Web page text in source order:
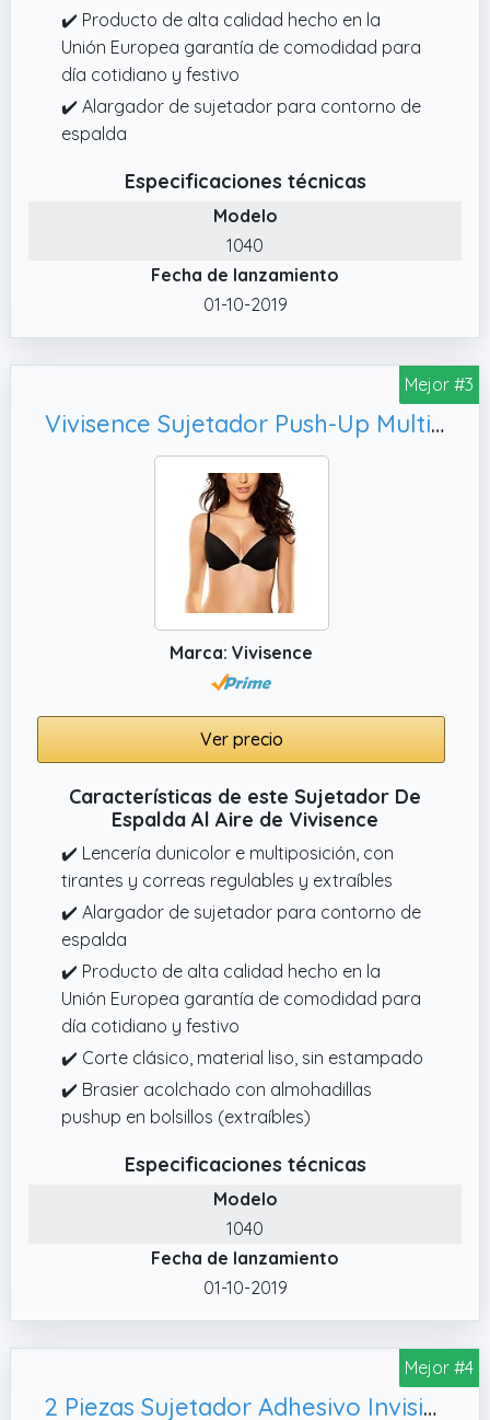
✔️ Producto de alta calidad hecho en la
Unión Europea garantía de comodidad para
día cotidiano y festivo
✔️ Alargador de sujetador para contorno de
espalda
Especificaciones técnicas
Modelo
1040
Fecha de lanzamiento
01-10-2019
Mejor #3
Vivisence Sujetador Push-Up Multiuso,85C
Marca: Vivisence
Ver precio
Características de este Sujetador De
Espalda Al Aire de Vivisence
✔️ Lencería dunicolor e multiposición, con
tirantes y correas regulables y extraíbles
✔️ Alargador de sujetador para contorno de
espalda
✔️ Producto de alta calidad hecho en la
Unión Europea garantía de comodidad para
día cotidiano y festivo
✔️ Corte clásico, material liso, sin estampado
✔️ Brasier acolchado con almohadillas
pushup en bolsillos (extraíbles)
Especificaciones técnicas
Modelo
1040
Fecha de lanzamiento
01-10-2019
Mejor #4
2 Piezas Sujetador Adhesivo Invisible, Negro y Desnudo